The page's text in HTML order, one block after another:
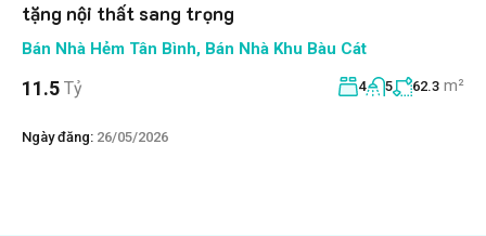
tặng nội thất sang trọng
Bán Nhà Hẻm Tân Bình, Bán Nhà Khu Bàu Cát
11.5 Tỷ 4 5 62.3 m²
Ngày đăng: 26/05/2026